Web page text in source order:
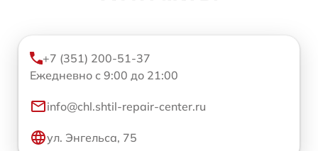
+7 (351) 200-51-37
Ежедневно с 9:00 до 21:00
info@chl.shtil-repair-center.ru
ул. Энгельса, 75